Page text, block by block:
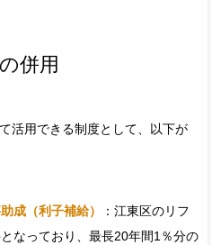
併用
活用できる制度として、以下が
成（利子補給）
：江東区のリフ
なっており、最長20年間1％分の